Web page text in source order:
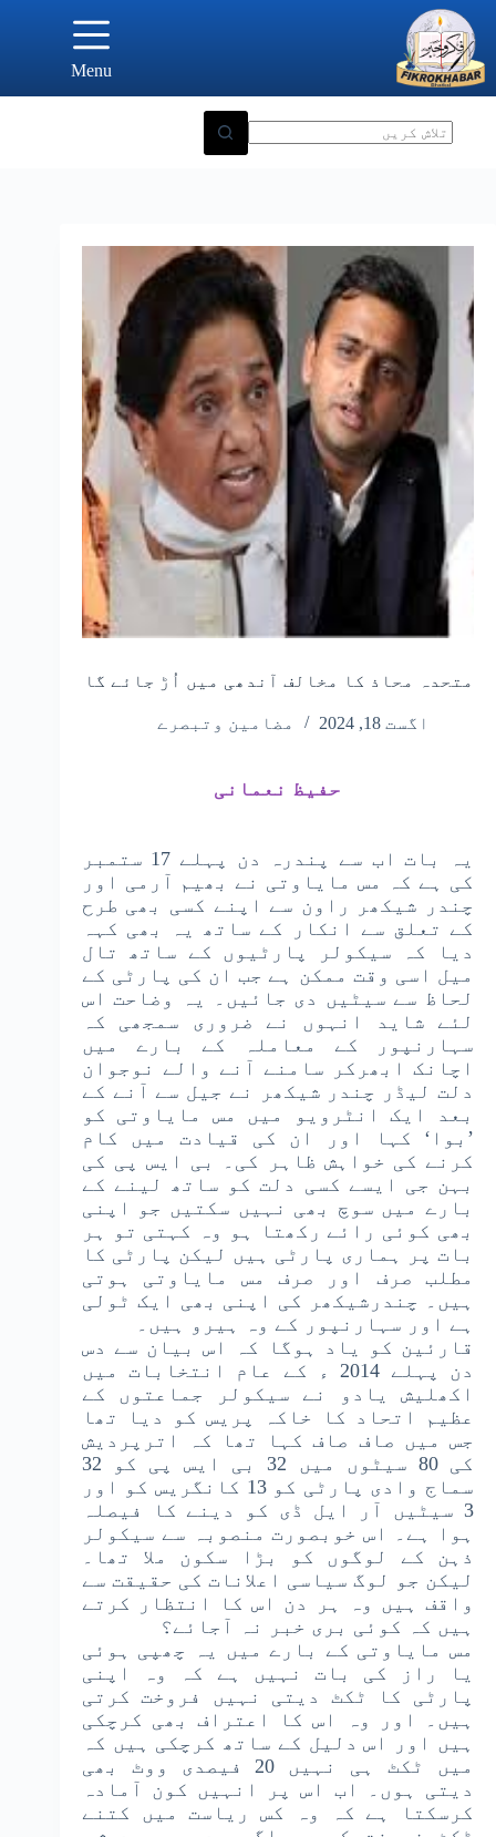
content
Menu
متحدہ محاذ کا مخالف آندھی میں اُڑ جائے گا
اگست 18, 2024 مضامین وتبصرے
حفیظ نعمانی
یہ بات اب سے پندرہ دن پہلے 17 ستمبر
کی ہے کہ مس مایاوتی نے بھیم آرمی اور
چندر شیکھر راون سے اپنے کسی بھی طرح
کے تعلق سے انکار کے ساتھ یہ بھی کہہ
دیا کہ سیکولر پارٹیوں کے ساتھ تال
میل اسی وقت ممکن ہے جب ان کی پارٹی کے
لحاظ سے سیٹیں دی جائیں۔ یہ وضاحت اس
لئے شاید انہوں نے ضروری سمجھی کہ
سہارنپور کے معاملہ کے بارے میں
اچانک ابھرکر سامنے آنے والے نوجوان
دلت لیڈر چندر شیکھر نے جیل سے آنے کے
بعد ایک انٹرویو میں مس مایاوتی کو
’بوا‘ کہا اور ان کی قیادت میں کام
کرنے کی خواہش ظاہر کی۔ بی ایس پی کی
بہن جی ایسے کسی دلت کو ساتھ لینے کے
بارے میں سوچ بھی نہیں سکتیں جو اپنی
بھی کوئی رائے رکھتا ہو وہ کہتی تو ہر
بات پر ہماری پارٹی ہیں لیکن پارٹی کا
مطلب صرف اور صرف مس مایاوتی ہوتی
ہیں۔ چندرشیکھر کی اپنی بھی ایک ٹولی
ہے اور سہارنپور کے وہ ہیرو ہیں۔
قارئین کو یاد ہوگا کہ اس بیان سے دس
دن پہلے 2014 ء کے عام انتخابات میں
اکھلیش یادو نے سیکولر جماعتوں کے
عظیم اتحاد کا خاکہ پریس کو دیا تھا
جس میں صاف صاف کہا تھا کہ اترپردیش
کی 80 سیٹوں میں 32 بی ایس پی کو 32
سماج وادی پارٹی کو 13 کانگریس کو اور
3 سیٹیں آر ایل ڈی کو دینے کا فیصلہ
ہوا ہے۔ اس خوبصورت منصوبہ سے سیکولر
ذہن کے لوگوں کو بڑا سکون ملا تھا۔
لیکن جو لوگ سیاسی اعلانات کی حقیقت سے
واقف ہیں وہ ہر دن اس کا انتظار کرتے
ہیں کہ کوئی بری خبر نہ آجائے؟
مس مایاوتی کے بارے میں یہ چھپی ہوئی
یا راز کی بات نہیں ہے کہ وہ اپنی
پارٹی کا ٹکٹ دیتی نہیں فروخت کرتی
ہیں۔ اور وہ اس کا اعتراف بھی کرچکی
ہیں اور اس دلیل کے ساتھ کرچکی ہیں کہ
میں ٹکٹ ہی نہیں 20 فیصدی ووٹ بھی
دیتی ہوں۔ اب اس پر انہیں کون آمادہ
کرسکتا ہے کہ وہ کس ریاست میں کتنے